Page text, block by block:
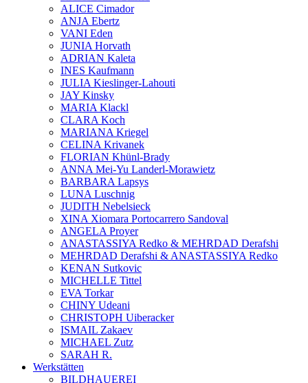
ALICE Cimador
ANJA Ebertz
VANI Eden
JUNIA Horvath
ADRIAN Kaleta
INES Kaufmann
JULIA Kieslinger-Lahouti
JAY Kinsky
MARIA Klackl
CLARA Koch
MARIANA Kriegel
CELINA Krivanek
FLORIAN Khünl-Brady
ANNA Mei-Yu Landerl-Morawietz
BARBARA Lapsys
LUNA Luschnig
JUDITH Nebelsieck
XINA Xiomara Portocarrero Sandoval
ANGELA Proyer
ANASTASSIYA Redko & MEHRDAD Derafshi
MEHRDAD Derafshi & ANASTASSIYA Redko
KENAN Sutkovic
MICHELLE Tittel
EVA Torkar
CHINY Udeani
CHRISTOPH Uiberacker
ISMAIL Zakaev
MICHAEL Zutz
SARAH R.
Werkstätten
BILDHAUEREI